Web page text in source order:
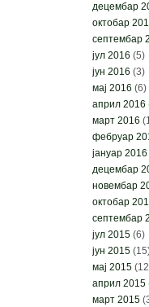
децембар
октобар
септембар
јул 2016 (5)
јун 2016 (3)
мај 2016 (6)
април 2016
март 2016
фебруар
јануар 2016
децембар
новембар
октобар
септембар
јул 2015(6)
јун 2015
мај 2015
април 2015
март 2015